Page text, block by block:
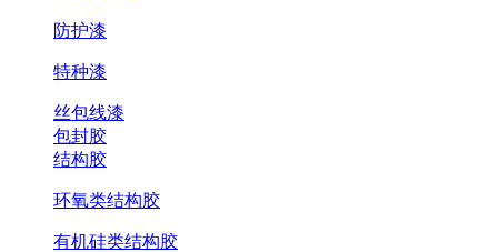
防护漆
特种漆
丝包线漆
包封胶
结构胶
环氧类结构胶
有机硅类结构胶